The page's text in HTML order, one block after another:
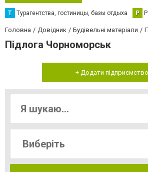
Т Турагентства, гостиницы, базы отдыха Р
Головна Довідник Будівельні матеріали
Підлога Чорноморськ
+ Додати підприємство